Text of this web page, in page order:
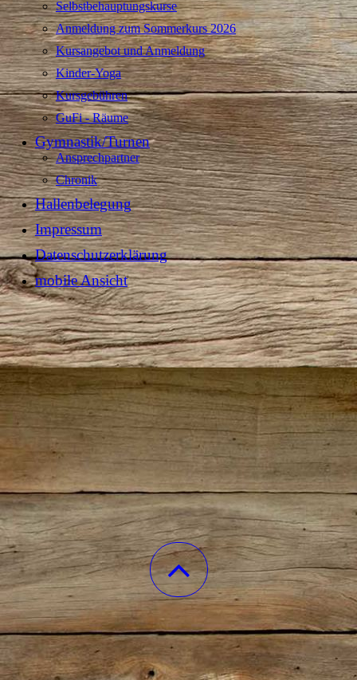
Selbstbehauptungskurse
Anmeldung zum Sommerkurs 2026
Kursangebot und Anmeldung
Kinder-Yoga
Kursgebühren
GuFi - Räume
Gymnastik/Turnen
Ansprechpartner
Chronik
Hallenbelegung
Impressum
Datenschutzerklärung
mobile Ansicht